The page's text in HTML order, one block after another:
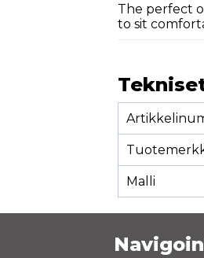
The perfect
to sit
Malli